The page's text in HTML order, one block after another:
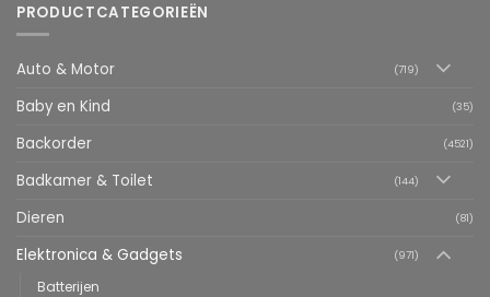
PRODUCTCATEGORIEËN
Auto & Motor (719)
Baby en Kind (35)
Backorder (4521)
Badkamer & Toilet (144)
Dieren (81)
Elektronica & Gadgets (971)
Batterijen